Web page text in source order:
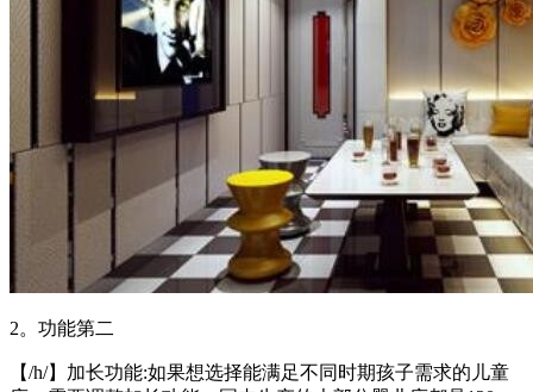
2。功能第二
【/h/】加长功能:如果想选择能满足不同时期孩子需求的儿童